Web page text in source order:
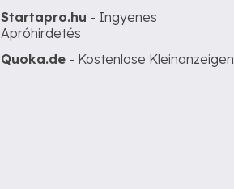
Startapro.hu - Ingyenes
Apróhirdetés
Quoka.de - Kostenlose Kleinanzeigen